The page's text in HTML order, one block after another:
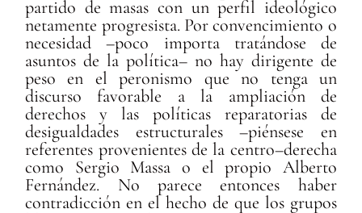
partido de masas con un perfil ideológico
netamente progresista. Por convencimiento o
necesidad –poco importa tratándose de
asuntos de la política– no hay dirigente de
peso en el peronismo que no tenga un
discurso favorable a la ampliación de
derechos y las políticas reparatorias de
desigualdades estructurales –piénsese en
referentes provenientes de la centro–derecha
como Sergio Massa o el propio Alberto
Fernández. No parece entonces haber
contradicción en el hecho de que los grupos